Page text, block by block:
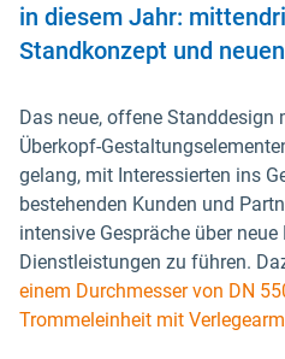
in diesem Jahr:
Standkonzept und
Das neue, offene Standdesign
Überkopf-
gelang, mit Interessierten ins
bestehenden Kunden und
intensive Gespräche über neue
Dienstleistungen zu führen.
einem Durchmesser von DN
Trommeleinheit mit Verlegearm